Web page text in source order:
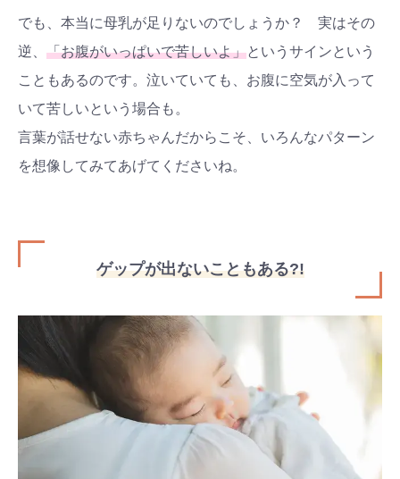
でも、本当に母乳が足りないのでしょうか？ 実はその
逆、 「お腹がいっぱいで苦しいよ」というサインという
こともあるのです。泣いていても、お腹に空気が入って
いて苦しいという場合も。
言葉が話せない赤ちゃんだからこそ、いろんなパターン
を想像してみてあげてくださいね。
ゲップが出ないこともある?!